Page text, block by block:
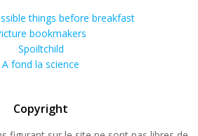
things before breakfast
bookmakers
Spoiltchild
A fond la science
Copyright